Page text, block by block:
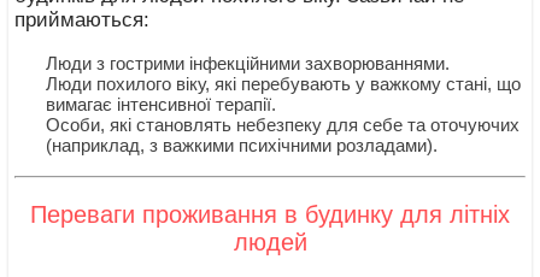
приймаються:
Люди з гострими інфекційними захворюваннями.
Люди похилого віку, які перебувають у важкому стані, що
вимагає інтенсивної терапії.
Особи, які становлять небезпеку для себе та оточуючих
(наприклад, з важкими психічними розладами).
Переваги проживання в будинку для літніх
людей